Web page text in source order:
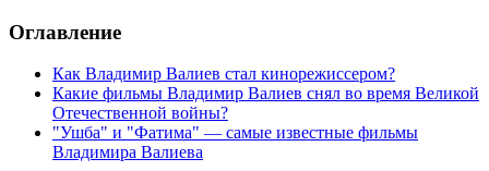
Оглавление
Как Владимир Валиев стал кинорежиссером?
Какие фильмы Владимир Валиев снял во время Великой
Отечественной войны?
"Ушба" и "Фатима" — самые известные фильмы
Владимира Валиева